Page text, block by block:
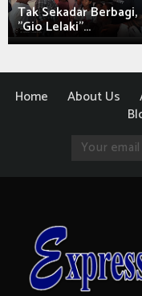
Tak Sekadar Berbagi,
"Gio Lelaki"...
Home About Us